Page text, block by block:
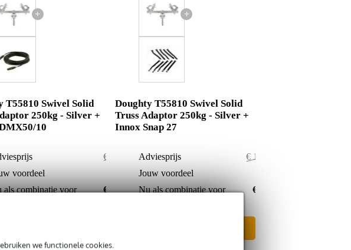
we functionele cookies.
+
T55810 Swivel Solid
250kg - Silver +
10
€ 204,-
voordeel
als combinatie voor
€ 198,-
+
Doughty T55810 Swivel Solid
Truss Adaptor 250kg - Silver +
Innox Snap 27
Adviesprijs
€ 180,50
Jouw voordeel
Nu als combinatie voor
€ 179,-